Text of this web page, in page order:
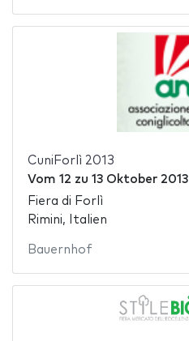
CuniForlì 2013
Vom 12 zu 13 Oktober 2013
Fiera di Forlì
Rimini, Italien
Bauernhof